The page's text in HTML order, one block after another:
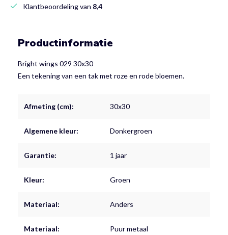
Klantbeoordeling van 8,4
Productinformatie
Bright wings 029 30x30
Een tekening van een tak met roze en rode bloemen.
Afmeting (cm): 30x30
Algemene kleur: Donkergroen
Garantie: 1 jaar
Kleur: Groen
Materiaal: Anders
Materiaal: Puur metaal